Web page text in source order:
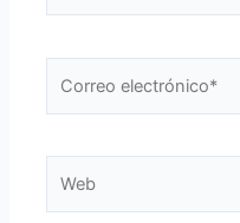
electrónico*